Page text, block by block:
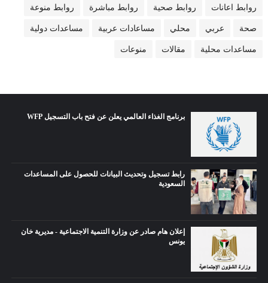
روابط اعانات روابط صحية روابط مباشرة روابط منوعة
صحة عربي محلي مساعادات عربية مساعدات دولية
مساعدات محلية مقالات منوعات
برنامج الغذاء العالمي يعلن عن فتح باب التسجيل WFP
رابط تسجيل وتحديث البيانات للحصول على المساعدات
السعودية
إعلان هام صادر عن وزارة التنمية الاجتماعية - مديرية خان
يونس